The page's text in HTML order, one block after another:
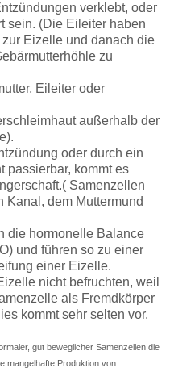
verklebt, oder
sein. (Die Eileiter haben
Eizelle und danach die
zu
Eileiter oder
außerhalb der
oder durch ein
passierbar, kommt es
Samenzellen
Kanal, dem Muttermund
die hormonelle Balance
und führen so zu einer
einer Eizelle.
nicht befruchten, weil
als Fremdkörper
kommt sehr selten vor.
gut beweglicher Samenzellen die
mangelhafte Produktion von